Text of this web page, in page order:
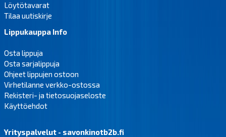
Löytötavarat
Tilaa uutiskirje
Lippukauppa Info
Osta lippuja
Osta sarjalippuja
Ohjeet lippujen ostoon
Virhetilanne verkko-ostossa
Rekisteri- ja tietosuojaseloste
Käyttöehdot
Yrityspalvelut - savonkinotb2b.fi